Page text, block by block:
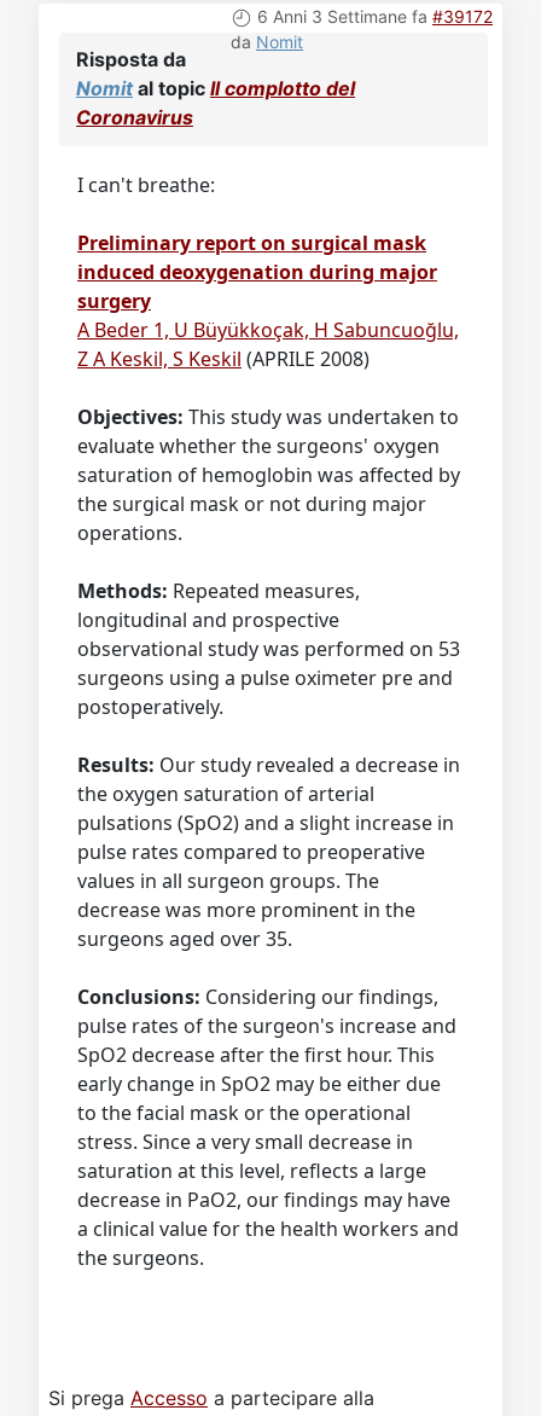
6 Anni 3 Settimane fa #39172
da Nomit
Risposta da
Nomital topic Il complotto del
Coronavirus
I can't breathe:
Preliminary report on surgical mask
induced deoxygenation during major
surgery
A Beder 1, U Büyükkoçak, H Sabuncuoğlu,
Z A Keskil, S Keskil (APRILE 2008)
Objectives: This study was undertaken to
evaluate whether the surgeons' oxygen
saturation of hemoglobin was affected by
the surgical mask or not during major
operations.
Methods: Repeated measures,
longitudinal and prospective
observational study was performed on 53
surgeons using a pulse oximeter pre and
postoperatively.
Results: Our study revealed a decrease in
the oxygen saturation of arterial
pulsations (SpO2) and a slight increase in
pulse rates compared to preoperative
values in all surgeon groups. The
decrease was more prominent in the
surgeons aged over 35.
Conclusions: Considering our findings,
pulse rates of the surgeon's increase and
SpO2 decrease after the first hour. This
early change in SpO2 may be either due
to the facial mask or the operational
stress. Since a very small decrease in
saturation at this level, reflects a large
decrease in PaO2, our findings may have
a clinical value for the health workers and
the surgeons.
Si prega Accesso a partecipare alla